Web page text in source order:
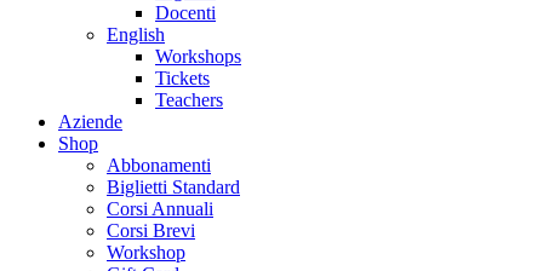
Docenti
English
Workshops
Tickets
Teachers
Aziende
Shop
Abbonamenti
Biglietti Standard
Corsi Annuali
Corsi Brevi
Workshop